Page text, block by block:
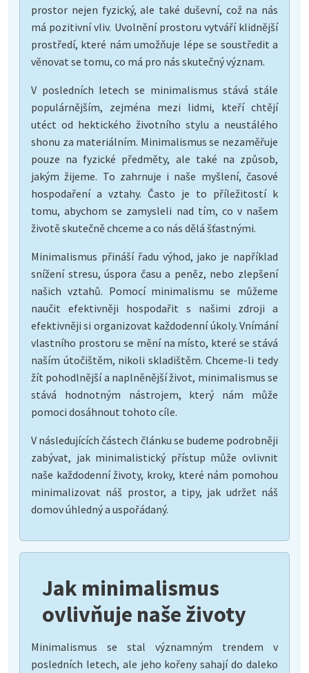
prostor nejen fyzický, ale také duševní, což na nás
má pozitivní vliv. Uvolnění prostoru vytváří klidnější
prostředí, které nám umožňuje lépe se soustředit a
věnovat se tomu, co má pro nás skutečný význam.
V posledních letech se minimalismus stává stále
populárnějším, zejména mezi lidmi, kteří chtějí
utéct od hektického životního stylu a neustálého
shonu za materiálním. Minimalismus se nezaměřuje
pouze na fyzické předměty, ale také na způsob,
jakým žijeme. To zahrnuje i naše myšlení, časové
hospodaření a vztahy. Často je to příležitostí k
tomu, abychom se zamysleli nad tím, co v našem
životě skutečně chceme a co nás dělá šťastnými.
Minimalismus přináší řadu výhod, jako je například
snížení stresu, úspora času a peněz, nebo zlepšení
našich vztahů. Pomocí minimalismu se můžeme
naučit efektivněji hospodařit s našimi zdroji a
efektivněji si organizovat každodenní úkoly. Vnímání
vlastního prostoru se mění na místo, které se stává
naším útočištěm, nikoli skladištěm. Chceme-li tedy
žít pohodlnější a naplněnější život, minimalismus se
stává hodnotným nástrojem, který nám může
pomoci dosáhnout tohoto cíle.
V následujících částech článku se budeme podrobněji
zabývat, jak minimalistický přístup může ovlivnit
naše každodenní životy, kroky, které nám pomohou
minimalizovat náš prostor, a tipy, jak udržet náš
domov úhledný a uspořádaný.
Jak minimalismus
ovlivňuje naše životy
Minimalismus se stal významným trendem v
posledních letech, ale jeho kořeny sahají do daleko